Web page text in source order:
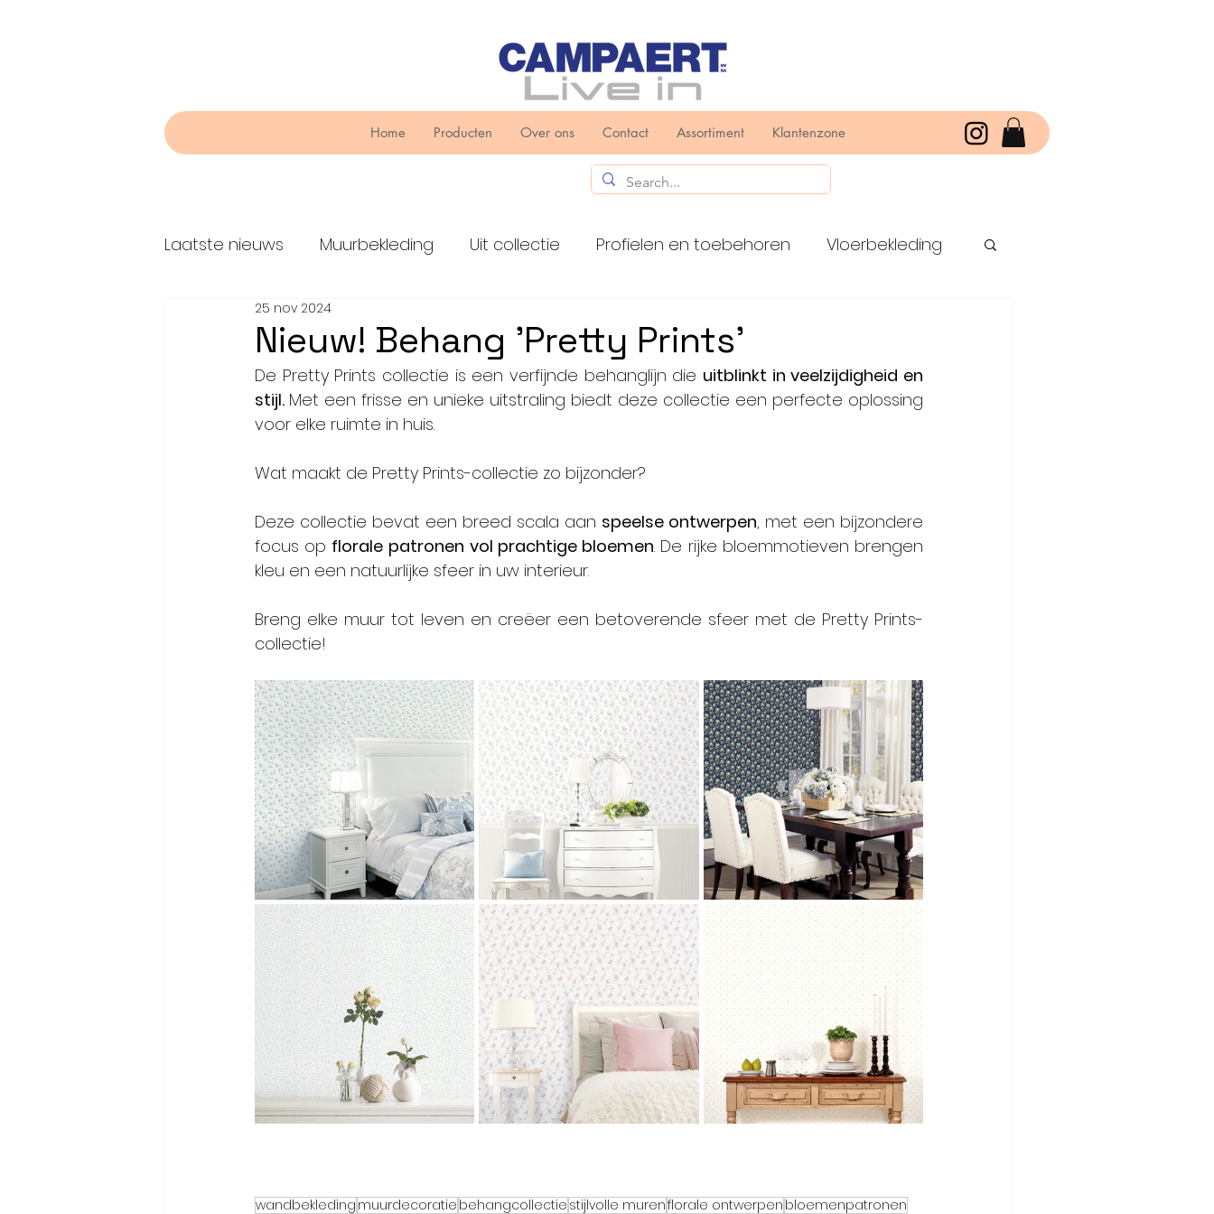
Home Producten Over ons Contact Assortiment Klantenzone
Laatste nieuws Muurbekleding Uit collectie Profielen en toebehoren Vloerbekleding
Raambekleding
Nieuw! Behang 'Pretty Prints'
25 nov 2024
De Pretty Prints collectie is een verfijnde behanglijn die uitblinkt in veelzijdigheid en
stijl. Met een frisse en unieke uitstraling biedt deze collectie een perfecte oplossing
voor elke ruimte in huis.
Wat maakt de Pretty Prints-collectie zo bijzonder?
Deze collectie bevat een breed scala aan speelse ontwerpen, met een bijzondere
focus op florale patronen vol prachtige bloemen. De rijke bloemmotieven brengen
kleu en een natuurlijke sfeer in uw interieur.
Breng elke muur tot leven en creëer een betoverende sfeer met de Pretty Prints-
collectie!
wandbekleding muurdecoratie behangcollectie stijlvolle murenflorale ontwerpen bloemenpatronen